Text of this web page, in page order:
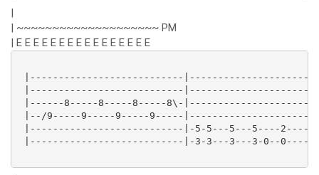
|
| ~~~~~~~~~~~~~~~~~~~~ PM
| E E E E E E E E E E E E E E E E
|---------------------------|----------------------
|---------------------------|----------------------
|------8-----8-----8-----8\-
|--/9-----9-----9-----9-----
|---------------------------|-5-5---5---5----
|---------------------------|-3-3---3---3-0--